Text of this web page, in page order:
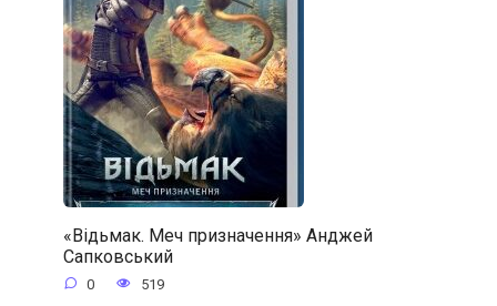
«Відьмак. Меч призначення» Анджей
Сапковський
0 519